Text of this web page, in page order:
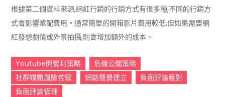
根據第二個資料來源,網紅行銷的行銷方式有很多種,不同的行銷方
式會影響業配費用。通常簡單的開箱影片費用較低,但如果需要網
紅發想劇情或外景拍攝,則會增加額外的成本。
Youtube開營利策略
危機公關策略
社群媒體風險控管
網路聲譽建立
負面評論應對
負面評論管理